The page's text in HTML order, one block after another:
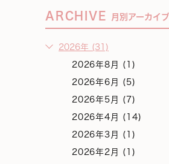
ARCHIVE 月別アーカイブ
2026年 (31)
2026年8月 (1)
2026年6月 (5)
2026年5月 (7)
2026年4月 (14)
2026年3月 (1)
2026年2月 (1)